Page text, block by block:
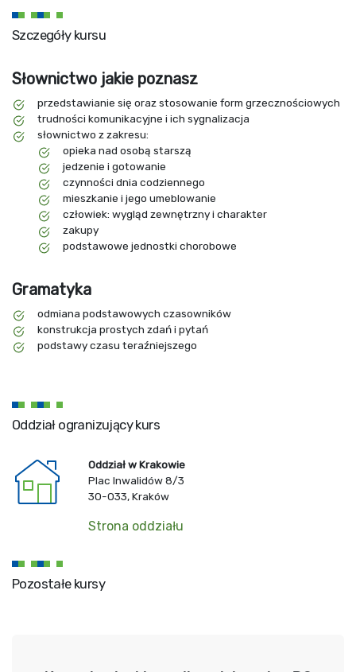
Szczegóły kursu
Słownictwo jakie poznasz
przedstawianie się oraz stosowanie form grzecznościowych
trudności komunikacyjne i ich sygnalizacja
słownictwo z zakresu:
opieka nad osobą starszą
jedzenie i gotowanie
czynności dnia codziennego
mieszkanie i jego umeblowanie
człowiek: wygląd zewnętrzny i charakter
zakupy
podstawowe jednostki chorobowe
Gramatyka
odmiana podstawowych czasowników
konstrukcja prostych zdań i pytań
podstawy czasu teraźniejszego
Oddział ogranizujący kurs
Oddział w Krakowie
Plac Inwalidów 8/3
30-033, Kraków
Strona oddziału
Pozostałe kursy